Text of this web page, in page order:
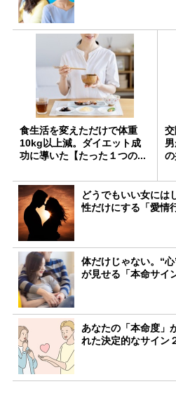
食生活を変えただけで体重
10kg以上減。ダイエット成
功に導いた【たった１つの...
交
どうでもいい女には
性だけにする「愛情
体だけじゃない。“
が見せる「本命サイ
あなたの「本命度」
れた決定的なサイン